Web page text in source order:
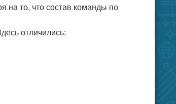
на то, что состав команды по
отличились: